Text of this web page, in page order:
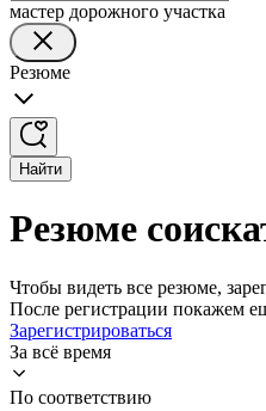
мастер дорожного участка
Резюме
Найти
Резюме
Чтобы видеть все резюме,
После регистрации покажем
Зарегистрироваться
За всё время
По соответствию